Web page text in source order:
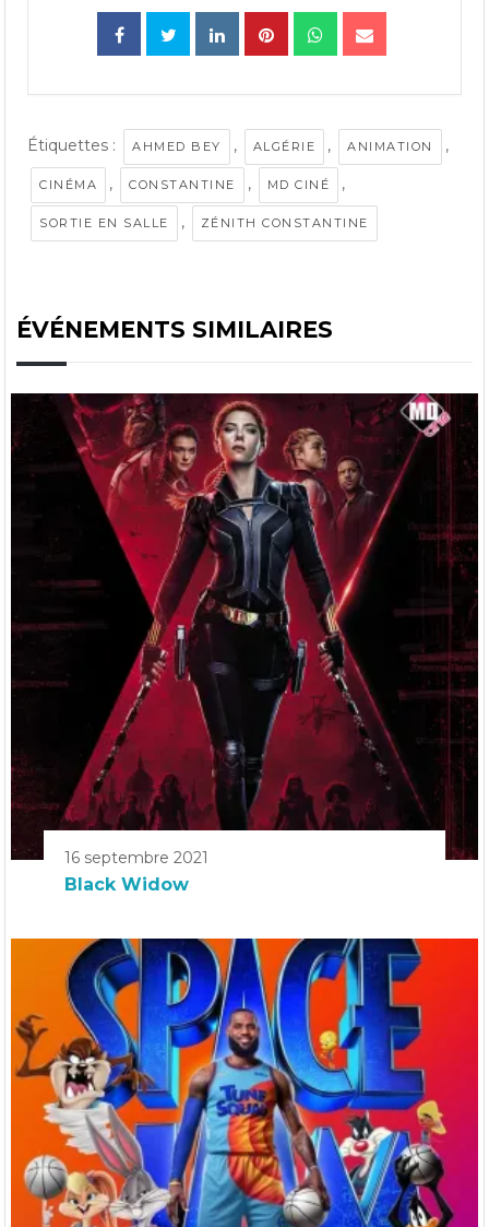
Étiquettes : AHMED BEY , ALGÉRIE , ANIMATION ,
CINÉMA , CONSTANTINE , MD CINÉ ,
SORTIE EN SALLE , ZÉNITH CONSTANTINE
ÉVÉNEMENTS SIMILAIRES
16 septembre 2021
Black Widow